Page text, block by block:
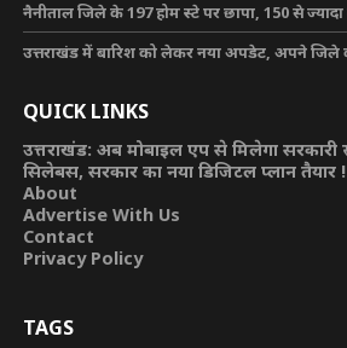
नैनीताल जिले के 197 होम स्टे पर छापा, 150 से
उत्तराखंड में बारिश को लेकर नया अपडेट, अपने जिले
QUICK LINKS
उत्तराखंड: अब मोबाइल एप से मिलेगा सरकारी
सिलेबस, सरकार का नया डिजिटल प्लान तैयार !
About
Advertise With Us
Contact
Privacy Policy
TAGS